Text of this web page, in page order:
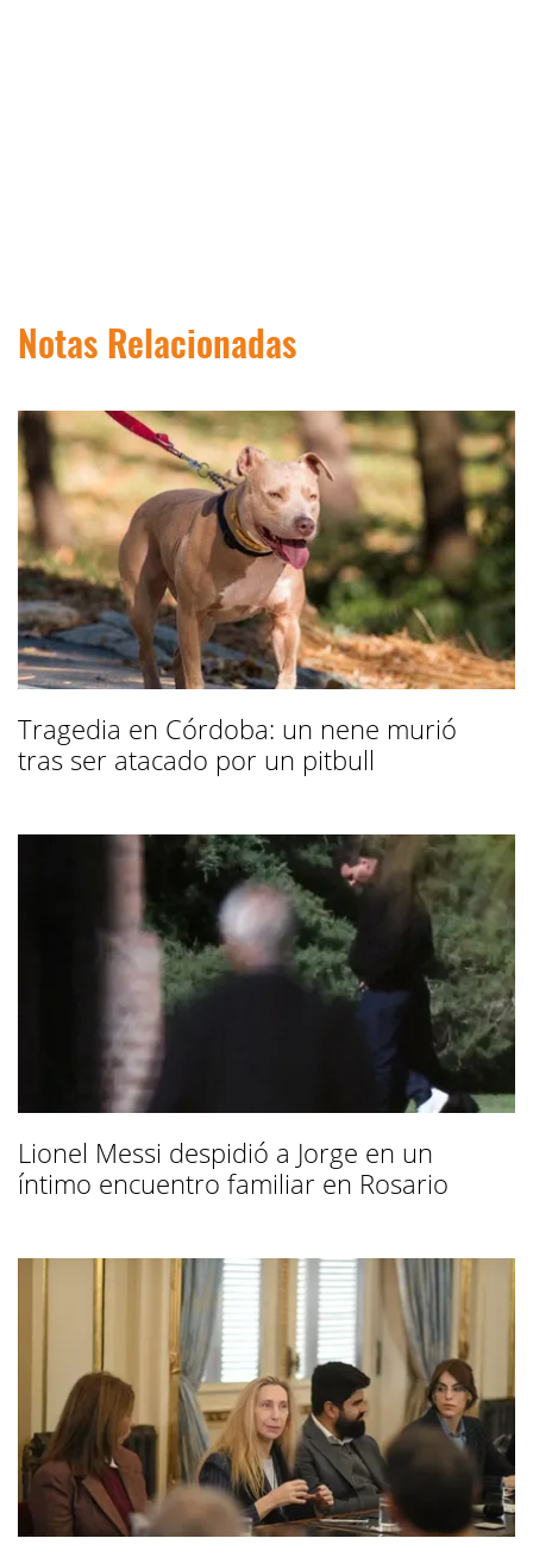
Notas Relacionadas
Tragedia en Córdoba: un nene murió
tras ser atacado por un pitbull
Lionel Messi despidió a Jorge en un
íntimo encuentro familiar en Rosario